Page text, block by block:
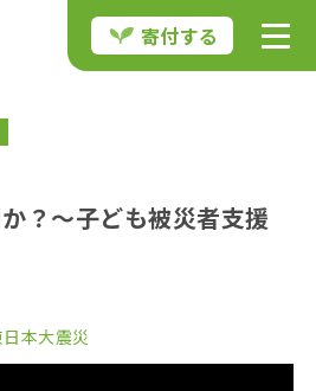
寄付する
？～子ども被災者支援
本大震災